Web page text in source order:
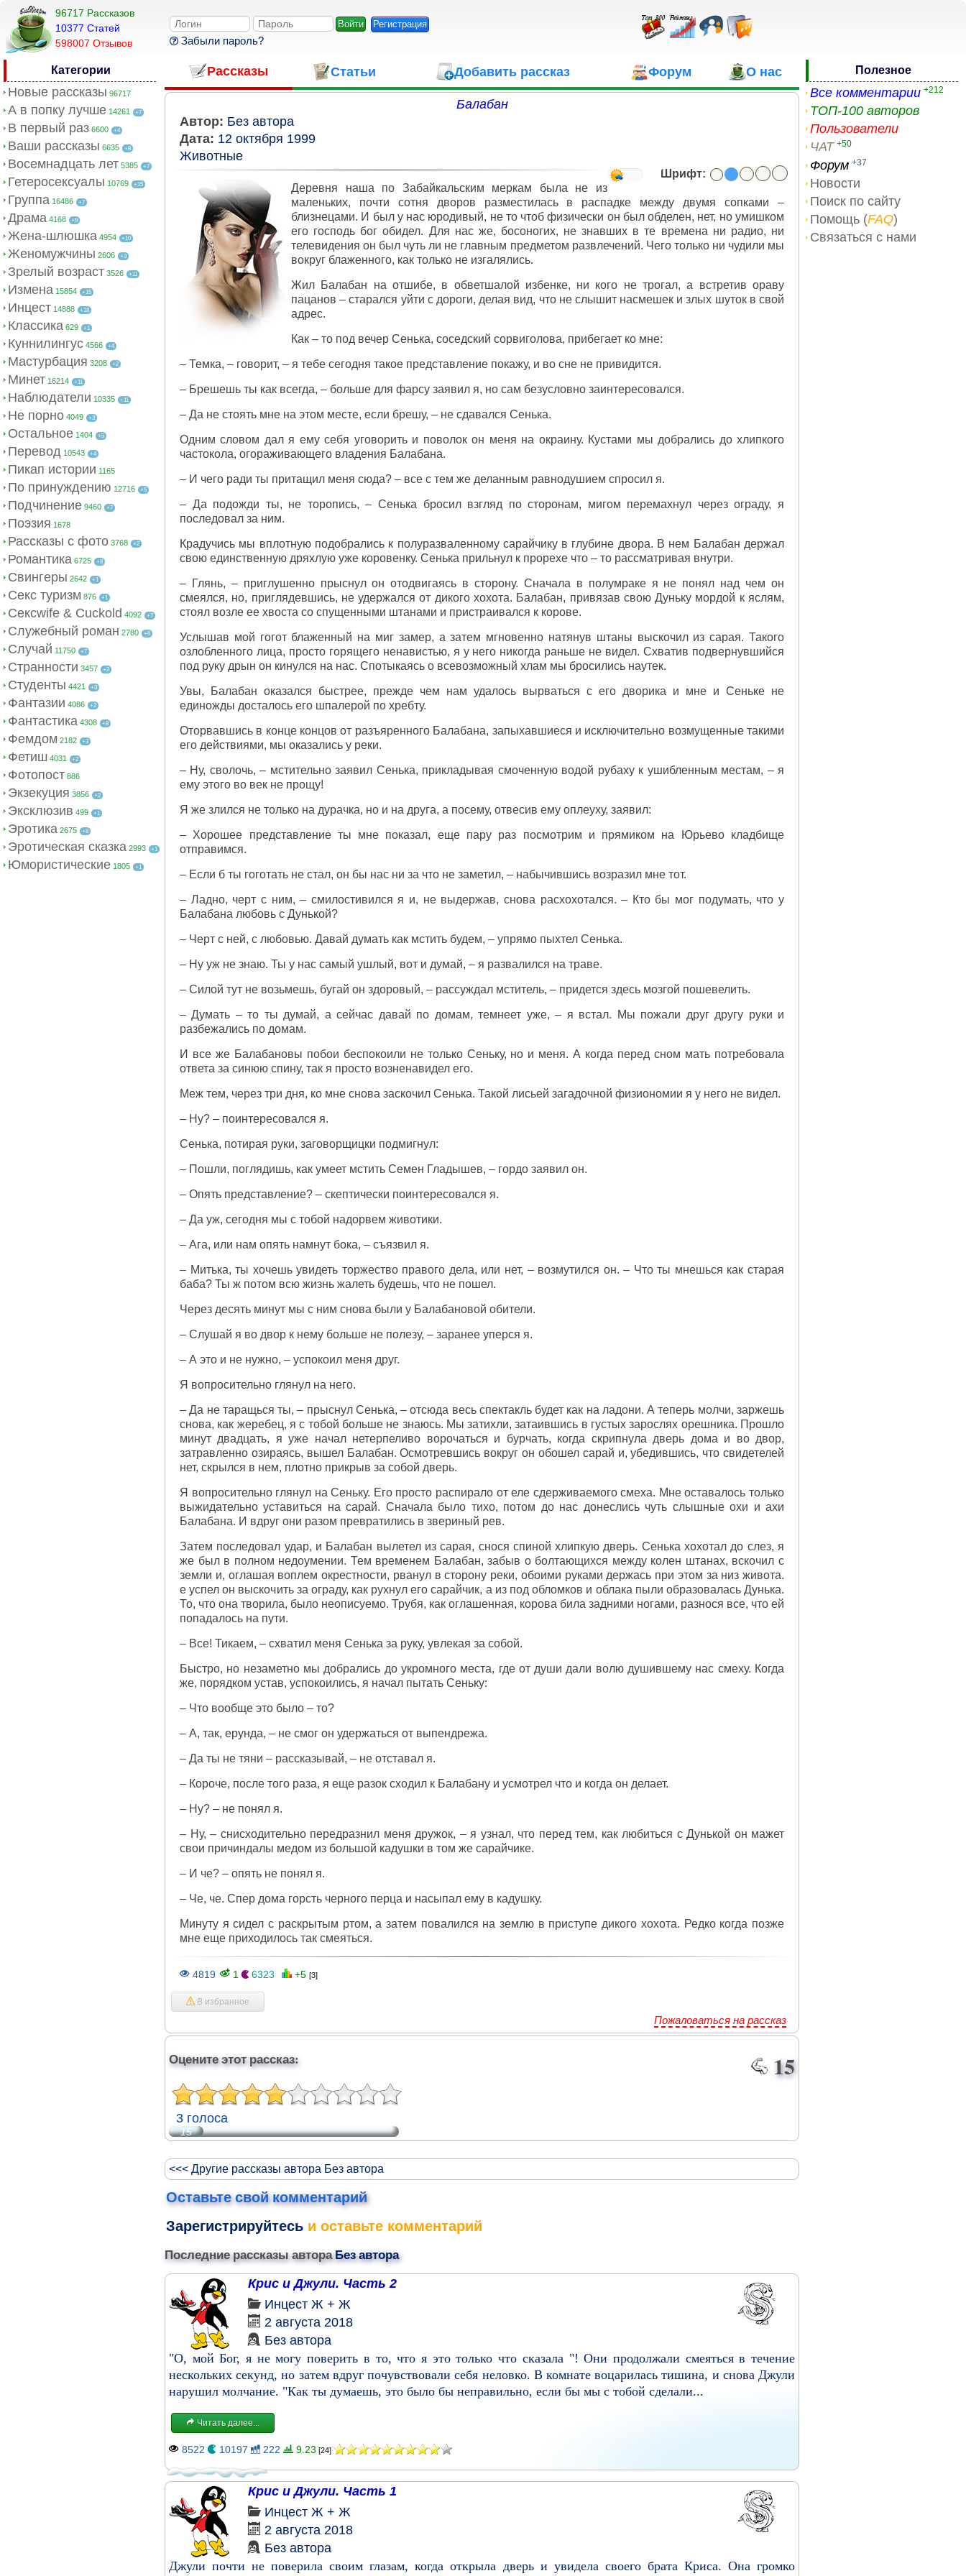
96717 Рассказов
10377 Cтатей
598007 Отзывов
Регистрация
Забыли пароль?
Категории
Новые рассказы 96717
А в попку лучше 14261 +7
В первый раз 6600 +4
Ваши рассказы 6635 +8
Восемнадцать лет 5385 +7
Гетеросексуалы 10769 +15
Группа 16486 +7
Драма 4168 +9
Жена-шлюшка 4954 +10
Женомужчины 2606 +3
Зрелый возраст 3526 +11
Измена 15854 +15
Инцест 14888 +18
Классика 629 +1
Куннилингус 4566 +4
Мастурбация 3208 +2
Минет 16214 +11
Наблюдатели 10335 +11
Не порно 4049 +3
Остальное 1404 +5
Перевод 10543 +4
Пикап истории 1165
По принуждению 12716 +5
Подчинение 9460 +7
Поэзия 1678
Рассказы с фото 3768 +2
Романтика 6725 +8
Свингеры 2642 +1
Секс туризм 876 +1
Сексwife & Cuckold 4092 +7
Служебный роман 2780 +6
Случай 11750 +7
Странности 3457 +2
Студенты 4421 +3
Фантазии 4086 +2
Фантастика 4308 +8
Фемдом 2182 +3
Фетиш 4031 +2
Фотопост 886
Экзекуция 3856 +2
Эксклюзив 499 +1
Эротика 2675 +8
Эротическая сказка 2993 +1
Юмористические 1805 +1
Рассказы Статьи Добавить рассказ Форум О нас
Балабан
Автор: Без автора
Дата: 12 октября 1999
Животные
Шрифт:
Деревня наша по Забайкальским меркам была не из
маленьких, почти сотня дворов разместилась в распадке между двумя сопками –
близнецами. И был у нас юродивый, не то чтоб физически он был обделен, нет, но умишком
его господь бог обидел. Для нас же, босоногих, не знавших в те времена ни радио, ни
телевидения он был чуть ли не главным предметом развлечений. Чего только ни чудили мы
вокруг блаженного, как только не изгалялись.
Жил Балабан на отшибе, в обветшалой избенке, ни кого не трогал, а встретив ораву
пацанов – старался уйти с дороги, делая вид, что не слышит насмешек и злых шуток в свой
адрес.
Как – то под вечер Сенька, соседский сорвиголова, прибегает ко мне:
– Темка, – говорит, – я тебе сегодня такое представление покажу, и во сне не привидится.
– Брешешь ты как всегда, – больше для фарсу заявил я, но сам безусловно заинтересовался.
– Да не стоять мне на этом месте, если брешу, – не сдавался Сенька.
Одним словом дал я ему себя уговорить и поволок он меня на окраину. Кустами мы добрались до хлипкого
частокола, огораживающего владения Балабана.
– И чего ради ты притащил меня сюда? – все с тем же деланным равнодушием спросил я.
– Да подожди ты, не торопись, – Сенька бросил взгляд по сторонам, мигом перемахнул через ограду, я
последовал за ним.
Крадучись мы вплотную подобрались к полуразваленному сарайчику в глубине двора. В нем Балабан держал
свою единственную дряхлую уже коровенку. Сенька прильнул к прорехе что – то рассматривая внутри.
– Глянь, – приглушенно прыснул он отодвигаясь в сторону. Сначала в полумраке я не понял над чем он
смеялся, но, приглядевшись, не удержался от дикого хохота. Балабан, привязав свою Дуньку мордой к яслям,
стоял возле ее хвоста со спущенными штанами и пристраивался к корове.
Услышав мой гогот блаженный на миг замер, а затем мгновенно натянув штаны выскочил из сарая. Такого
озлобленного лица, просто горящего ненавистью, я у него никогда раньше не видел. Схватив подвернувшийся
под руку дрын он кинулся на нас. Спотыкаясь о всевозможный хлам мы бросились наутек.
Увы, Балабан оказался быстрее, прежде чем нам удалось вырваться с его дворика и мне и Сеньке не
единожды досталось его шпалерой по хребту.
Оторвавшись в конце концов от разъяренного Балабана, запыхавшиеся и исключительно возмущенные такими
его действиями, мы оказались у реки.
– Ну, сволочь, – мстительно заявил Сенька, прикладывая смоченную водой рубаху к ушибленным местам, – я
ему этого во век не прощу!
Я же злился не только на дурачка, но и на друга, а посему, отвесив ему оплеуху, заявил:
– Хорошее представление ты мне показал, еще пару раз посмотрим и прямиком на Юрьево кладбище
отправимся.
– Если б ты гоготать не стал, он бы нас ни за что не заметил, – набычившись возразил мне тот.
– Ладно, черт с ним, – смилостивился я и, не выдержав, снова расхохотался. – Кто бы мог подумать, что у
Балабана любовь с Дунькой?
– Черт с ней, с любовью. Давай думать как мстить будем, – упрямо пыхтел Сенька.
– Ну уж не знаю. Ты у нас самый ушлый, вот и думай, – я развалился на траве.
– Силой тут не возьмешь, бугай он здоровый, – рассуждал мститель, – придется здесь мозгой пошевелить.
– Думать – то ты думай, а сейчас давай по домам, темнеет уже, – я встал. Мы пожали друг другу руки и
разбежались по домам.
И все же Балабановы побои беспокоили не только Сеньку, но и меня. А когда перед сном мать потребовала
ответа за синюю спину, так я просто возненавидел его.
Меж тем, через три дня, ко мне снова заскочил Сенька. Такой лисьей загадочной физиономии я у него не видел.
– Ну? – поинтересовался я.
Сенька, потирая руки, заговорщицки подмигнул:
– Пошли, поглядишь, как умеет мстить Семен Гладышев, – гордо заявил он.
– Опять представление? – скептически поинтересовался я.
– Да уж, сегодня мы с тобой надорвем животики.
– Ага, или нам опять намнут бока, – съязвил я.
– Митька, ты хочешь увидеть торжество правого дела, или нет, – возмутился он. – Что ты мнешься как старая
баба? Ты ж потом всю жизнь жалеть будешь, что не пошел.
Через десять минут мы с ним снова были у Балабановой обители.
– Слушай я во двор к нему больше не полезу, – заранее уперся я.
– А это и не нужно, – успокоил меня друг.
Я вопросительно глянул на него.
– Да не таращься ты, – прыснул Сенька, – отсюда весь спектакль будет как на ладони. А теперь молчи, заржешь
снова, как жеребец, я с тобой больше не знаюсь. Мы затихли, затаившись в густых зарослях орешника. Прошло
минут двадцать, я уже начал нетерпеливо ворочаться и бурчать, когда скрипнула дверь дома и во двор,
затравленно озираясь, вышел Балабан. Осмотревшись вокруг он обошел сарай и, убедившись, что свидетелей
нет, скрылся в нем, плотно прикрыв за собой дверь.
Я вопросительно глянул на Сеньку. Его просто распирало от еле сдерживаемого смеха. Мне оставалось только
выжидательно уставиться на сарай. Сначала было тихо, потом до нас донеслись чуть слышные охи и ахи
Балабана. И вдруг они разом превратились в звериный рев.
Затем последовал удар, и Балабан вылетел из сарая, снося спиной хлипкую дверь. Сенька хохотал до слез, я
же был в полном недоумении. Тем временем Балабан, забыв о болтающихся между колен штанах, вскочил с
земли и, оглашая воплем окрестности, рванул в сторону реки, обоими руками держась при этом за низ живота.
е успел он выскочить за ограду, как рухнул его сарайчик, а из под обломков и облака пыли образовалась Дунька.
То, что она творила, было неописуемо. Трубя, как оглашенная, корова била задними ногами, разнося все, что ей
попадалось на пути.
– Все! Тикаем, – схватил меня Сенька за руку, увлекая за собой.
Быстро, но незаметно мы добрались до укромного места, где от души дали волю душившему нас смеху. Когда
же, порядком устав, успокоились, я начал пытать Сеньку:
– Что вообще это было – то?
– А, так, ерунда, – не смог он удержаться от выпендрежа.
– Да ты не тяни – рассказывай, – не отставал я.
– Короче, после того раза, я еще разок сходил к Балабану и усмотрел что и когда он делает.
– Ну? – не понял я.
– Ну, – снисходительно передразнил меня дружок, – я узнал, что перед тем, как любиться с Дунькой он мажет
свои причиндалы медом из большой кадушки в том же сарайчике.
– И че? – опять не понял я.
– Че, че. Спер дома горсть черного перца и насыпал ему в кадушку.
Минуту я сидел с раскрытым ртом, а затем повалился на землю в приступе дикого хохота. Редко когда позже
мне еще приходилось так смеяться.
4819 1 6323 +5 [3]
В избранное
Пожаловаться на рассказ
Оцените этот рассказ: 15
3 голоса
15
<<< Другие рассказы автора Без автора
Оставьте свой комментарий
Зарегистрируйтесь и оставьте комментарий
Последние рассказы автораБез автора
Крис и Джули. Часть 2
Инцест Ж + Ж
2 августа 2018
Без автора
"О, мой Бог, я не могу поверить в то, что я это только что сказала "! Они продолжали смеяться в течение
нескольких секунд, но затем вдруг почувствовали себя неловко. В комнате воцарилась тишина, и снова Джули
нарушил молчание. "Как ты думаешь, это было бы неправильно, если бы мы с тобой сделали...
Читать далее...
8522 10197 222 9.23 [24]
Крис и Джули. Часть 1
Инцест Ж + Ж
2 августа 2018
Без автора
Джули почти не поверила своим глазам, когда открыла дверь и увидела своего брата Криса. Она громко
Полезное
Все комментарии +212
ТОП-100 авторов
Пользователи
ЧАТ +50
Форум +37
Новости
Поиск по сайту
Помощь (FAQ)
Связаться с нами